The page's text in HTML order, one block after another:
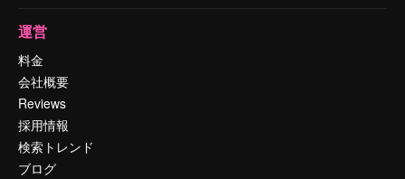
運営
料金
会社概要
Reviews
採用情報
検索トレンド
ブログ